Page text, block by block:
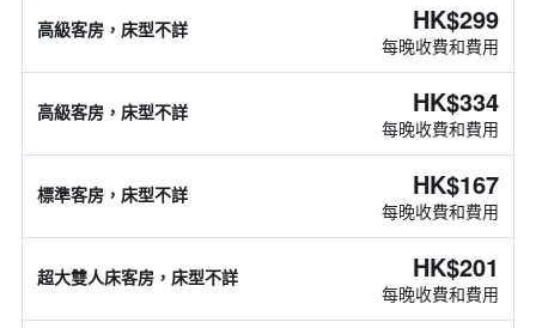
高級客房，床型不詳 HK$299
每晚收費和費用
高級客房，床型不詳 HK$334
每晚收費和費用
標準客房，床型不詳 HK$167
每晚收費和費用
超大雙人床客房，床型不詳 HK$201
每晚收費和費用